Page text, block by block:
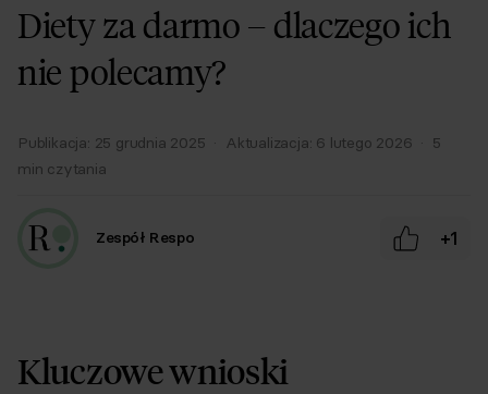
Diety za darmo – dlaczego ich
nie polecamy?
Publikacja: 25 grudnia 2025 · Aktualizacja: 6 lutego 2026 · 5
min czytania
Zespół Respo +1
Kluczowe wnioski